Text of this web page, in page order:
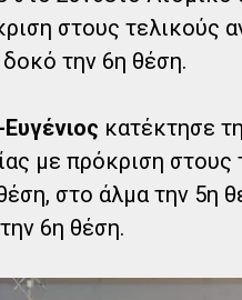
στους τελικούς
την 6η θέση.
κατέκτησε
με πρόκριση στους
στο άλμα την 5η
6η θέση.